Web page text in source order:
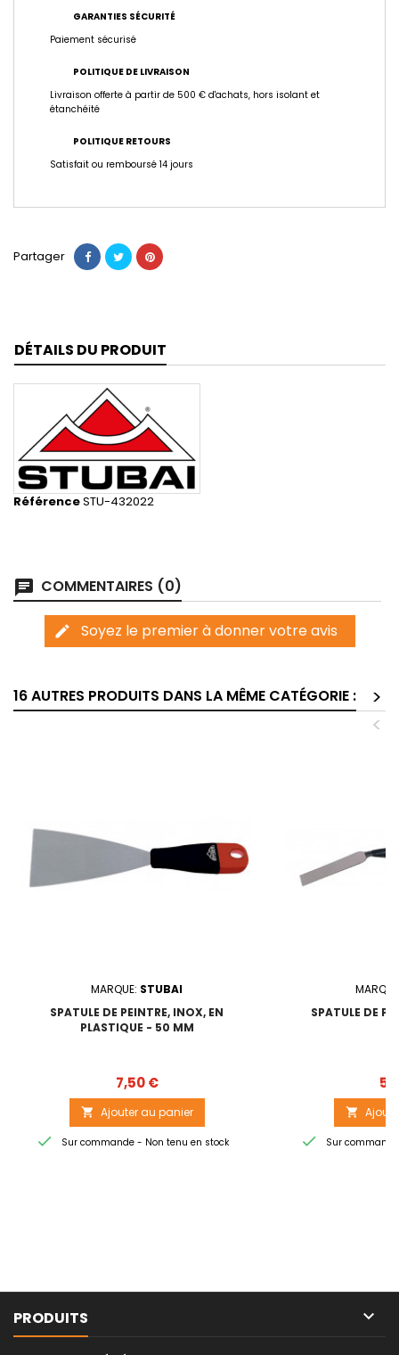
GARANTIES SÉCURITÉ
Paiement sécurisé
POLITIQUE DE LIVRAISON
Livraison offerte à partir de 500 € d'achats, hors isolant et
étanchéité
POLITIQUE RETOURS
Satisfait ou remboursé 14 jours
Partager
DÉTAILS DU PRODUIT
RéférenceSTU-432022
chat COMMENTAIRES (0)
edit Soyez le premier à donner votre avis
16 AUTRES PRODUITS DANS LA MÊME CATÉGORIE :
>
<
MARQUE: STUBAI
SPATULE DE PEINTRE, INOX, EN
PLASTIQUE - 50 MM
Prix
7,50 €
 Ajouter au panier
 Sur commande - Non tenu en stock
SPATULE DE

 Sur
PRODUITS 